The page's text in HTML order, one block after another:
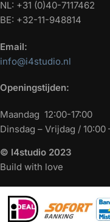
NL: +31 (0)40-7117462
BE: +32-11-948814
Email:
info@i4studio.nl
Openingstijden:
Maandag 12:00-17:00
Dinsdag – Vrijdag / 10:00
© I4studio 2023
Build with love